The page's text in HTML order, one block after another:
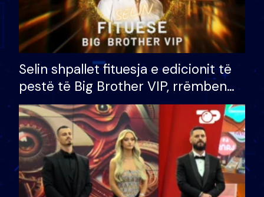
Selin shpallet fituesja e edicionit të
pestë të Big Brother VIP, rrëmben
çmimin e madh prej 100 mijë eurosh